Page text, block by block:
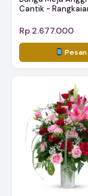
Cantik -
Rp 2.677.000
Pesan